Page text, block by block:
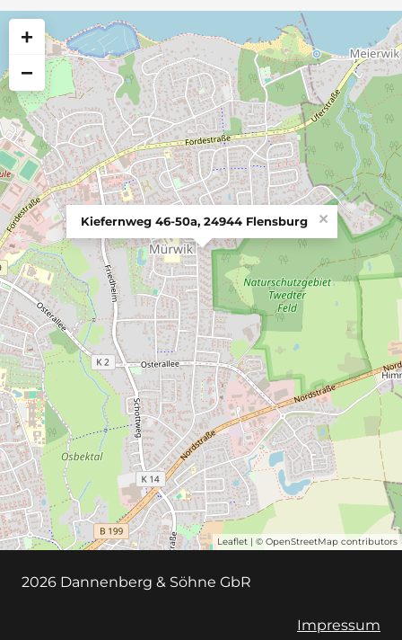
Kiefernweg 46-50a, 24944 Flensburg ×
+
−
Leaflet | © OpenStreetMap contributors
2026 Dannenberg & Söhne GbR
Impressum